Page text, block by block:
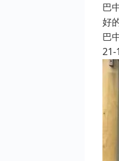
巴
好
巴
21-